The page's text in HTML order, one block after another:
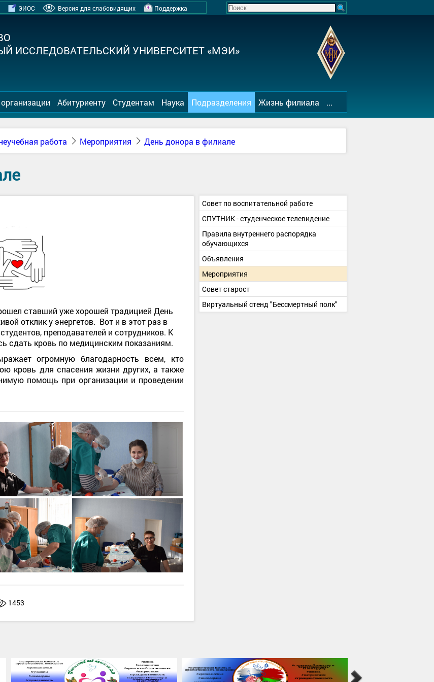
ЭИОС Версия для слабовидящих Поддержка
ИССЛЕДОВАТЕЛЬСКИЙ УНИВЕРСИТЕТ «МЭИ»
Абитуриенту Студентам Наука Подразделения Жизнь филиала ...
работа Мероприятия День донора в филиале
Совет по воспитательной работе
СПУТНИК - студенческое телевидение
Правила внутреннего распорядка
обучающихся
Объявления
Мероприятия
Совет старост
Виртуальный стенд "Бессмертный полк"
ставший уже хорошей традицией День
отклик у энергетов. Вот и в этот раз в
преподавателей и сотрудников. К
кровь по медицинским показаниям.
огромную благодарность всем, кто
кровь для спасения жизни других, а также
помощь при организации и проведении
1453